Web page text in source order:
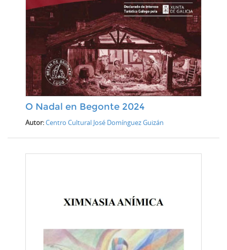
O Nadal en Begonte 2024
Autor:Centro Cultural José Domínguez Guizán